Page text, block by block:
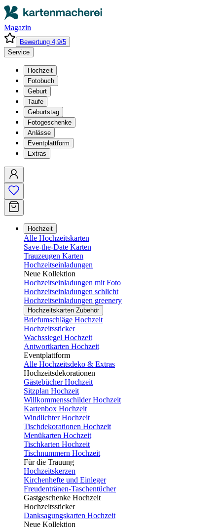
Magazin
Bewertung 4,9/5
Service
Hochzeit
Fotobuch
Geburt
Taufe
Geburtstag
Fotogeschenke
Anlässe
Eventplattform
Extras
Hochzeit
Alle Hochzeitskarten
Save-the-Date Karten
Trauzeugen Karten
Hochzeitseinladungen
Neue Kollektion
Hochzeitseinladungen mit Foto
Hochzeitseinladungen schlicht
Hochzeitseinladungen greenery
Hochzeitskarten Zubehör
Briefumschläge Hochzeit
Hochzeitssticker
Wachssiegel Hochzeit
Antwortkarten Hochzeit
Eventplattform
Alle Hochzeitsdeko & Extras
Hochzeitsdekorationen
Gästebücher Hochzeit
Sitzplan Hochzeit
Willkommensschilder Hochzeit
Kartenbox Hochzeit
Windlichter Hochzeit
Tischdekorationen Hochzeit
Menükarten Hochzeit
Tischkarten Hochzeit
Tischnummern Hochzeit
Für die Trauung
Hochzeitskerzen
Kirchenhefte und Einleger
Freudentränen-Taschentücher
Gastgeschenke Hochzeit
Hochzeitssticker
Danksagungskarten Hochzeit
Neue Kollektion